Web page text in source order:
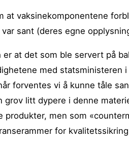
at vaksinekomponentene
sant (deres egne
er at det som ble servert på
med statsministeren
forventes vi å kunne tåle
grov litt dypere i denne
produkter, men som
for